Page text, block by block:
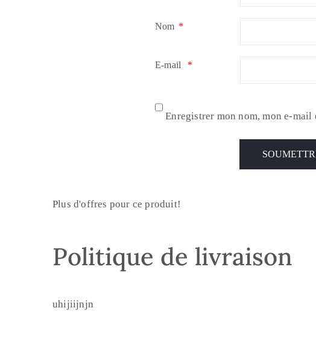
Nom *
E-mail *
Enregistrer mon nom, mon e-
Plus d'offres pour ce produit!
Politique de livraison
uhijiijnjn